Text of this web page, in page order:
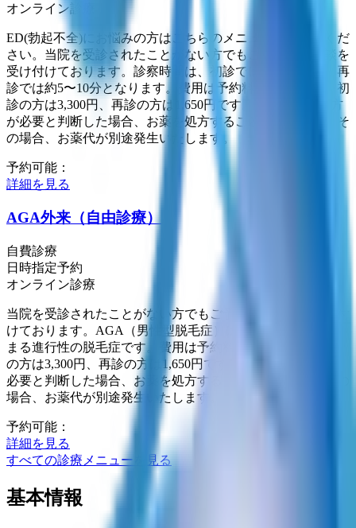
オンライン診療
ED(勃起不全)にお悩みの方はこちらのメニューにご予約くだ
さい。当院を受診されたことがない方でもご予約、ご相談を
受け付けております。診察時間は、初診では約10〜15分、再
診では約5〜10分となります。費用は予約料550円に加え、初
診の方は3,300円、再診の方は1,650円です。医師が薬の処方
が必要と判断した場合、お薬を処方することがあります。そ
の場合、お薬代が別途発生いたします。
予約可能：
詳細を見る
AGA外来（自由診療）
自費診療
日時指定予約
オンライン診療
当院を受診されたことがない方でもご予約、ご相談を受け付
けております。AGA（男性型脱毛症）は、思春期以降に始
まる進行性の脱毛症です。費用は予約料550円に加え、初診
の方は3,300円、再診の方は1,650円です。医師が薬の処方が
必要と判断した場合、お薬を処方することがあります。その
場合、お薬代が別途発生いたします。
予約可能：
詳細を見る
すべての診療メニューを見る
基本情報